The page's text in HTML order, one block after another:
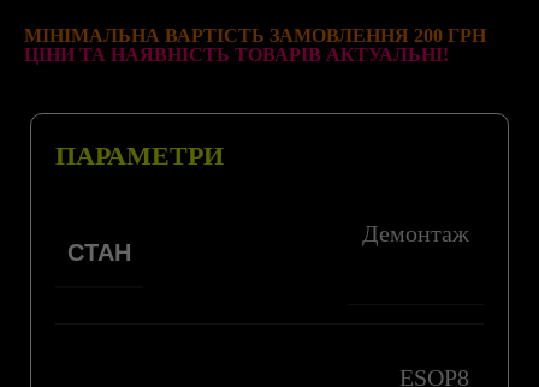
МІНІМАЛЬНА ВАРТІСТЬ ЗАМОВЛЕННЯ 200 ГРН
ЦІНИ ТА НАЯВНІСТЬ ТОВАРІВ АКТУАЛЬНІ!
ПАРАМЕТРИ
СТАН
Демонтаж
ESOP8